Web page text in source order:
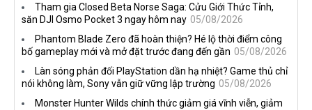
lược DEI
sáu thị trường Đông Nam Á
Tham gia Closed Beta Norse Saga: Cửu Giới Thức Tỉnh,
săn DJI Osmo Pocket 3 ngay hôm nay 05/08/2026
Phantom Blade Zero đã hoàn thiện? Hé lộ thời điểm công
bố gameplay mới và mở đặt trước đang đến gần 05/08/2026
Làn sóng phản đối PlayStation dần hạ nhiệt? Game thủ chỉ
nói không làm, Sony vẫn giữ vững lập trường 05/08/2026
Monster Hunter Wilds chính thức giảm giá vĩnh viễn, giảm